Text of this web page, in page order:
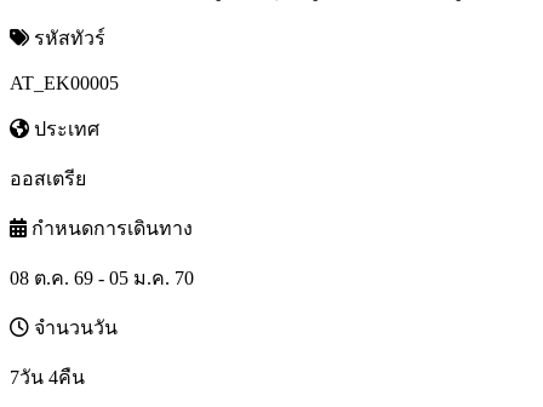
รหัสทัวร์
AT_EK00005
ประเทศ
ออสเตรีย
กำหนดการเดินทาง
08 ต.ค. 69 - 05 ม.ค. 70
จำนวนวัน
7วัน 4คืน